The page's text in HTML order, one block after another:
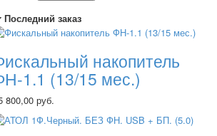
Последний заказ
накопитель
1.1 (13/15 мес.)
800,00 руб.